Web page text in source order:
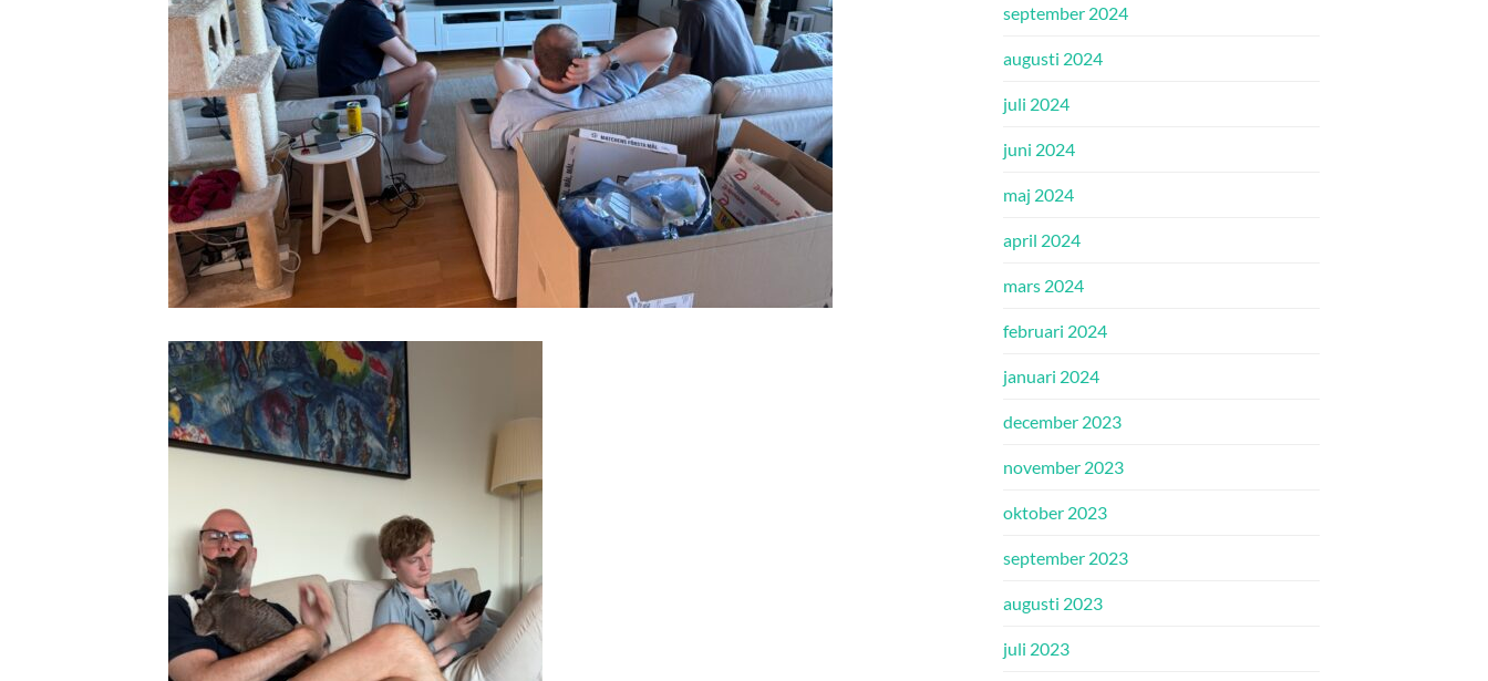
september 2024
augusti 2024
juli 2024
juni 2024
maj 2024
april 2024
mars 2024
februari 2024
januari 2024
december 2023
november 2023
oktober 2023
september 2023
augusti 2023
juli 2023